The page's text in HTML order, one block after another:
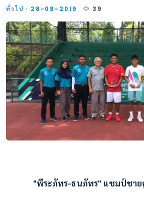
ทั่วไป · 28-09-2019 39
"พีระภัทร-ธนภัทร" แชมป์ชาย